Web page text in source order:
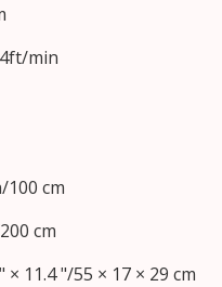
min
100 cm
cm
11.4 "/55 × 17 × 29 cm